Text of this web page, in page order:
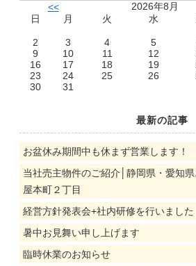
<<
2026年8月
日
月 火 水
2
3 4 5
9
10 11 12
16
17 18 19
23
24 25 26
30
31
最新の記事
お盆休み期間中も休まず営業します！
当社売主物件のご紹介│静岡県・愛知
屋本町２丁目
経営方針発表会+社内研修を行いました
暑中お見舞い申し上げます
臨時休業のお知らせ